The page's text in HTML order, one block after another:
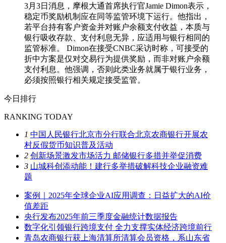
3月3日消息，摩根大通首席执行官Jamie Dimon表示，
稳定币奖励机制应在同等监管环境下运行。他指出，
若平台持有客户资金并对账户余额支付收益，本质与
银行吸收存款、支付利息无异，应适用与银行相同的
监管标准。 Dimon在接受CNBC采访时称，可接受的
折中方案是仅对交易行为提供奖励，而非对账户余额
支付利息。他强调，否则此类业务就属于银行业务，
必须按照银行相关规定接受监管。
今日排行
RANKING TODAY
1 中国人民银行北京市分行联合北京农商银行开展农
村反假货币知识普及活动
2 创新场景激发市场活力 邮储银行多措并举促消费
3 山城科创添动能！建行多举措破解科技企业融资难
题
案例｜2025年全球企业AI应用调查：日益扩大的AI价
值差距
央行发布2025年前三季度金融统计数据报告
数字化引领银行跨境支付 全力支撑实体经济跨境前行
青岛农商银行获上海清算所清算会员资格，系山东省